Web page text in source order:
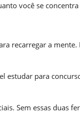
você se
recarregar a
estudar para
Sem essas duas